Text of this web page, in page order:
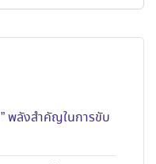
พลังสำคัญในการขับ